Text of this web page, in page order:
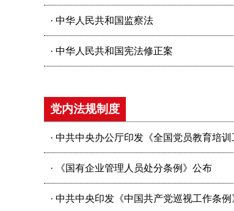
· 中华人民共和国监察法
· 中华人民共和国宪法修正案
党内法规制度
· 中共中央办公厅印发《全国党员教育培训
· 《国有企业管理人员处分条例》公布
· 中共中央印发《中国共产党巡视工作条例